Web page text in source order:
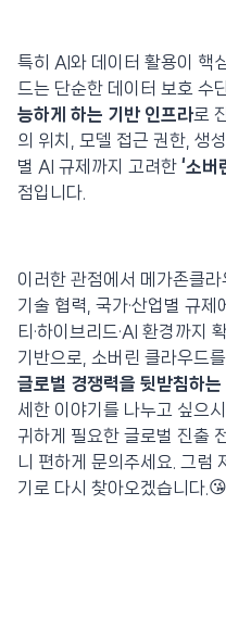
특히 AI와 데이터 활용이 핵
드는 단순한 데이터 보호 수
능하게 하는 기반 인프라로
의 위치, 모델 접근 권한, 생
별 AI 규제까지 고려한 ‘소버
점입니다.
이러한 관점에서 메가존클
기술 협력, 국가·산업별 규
티·하이브리드·AI 환경까지
기반으로, 소버린 클라우드를
글로벌 경쟁력을 뒷받침하는
세한 이야기를 나누고 싶으
귀하게 필요한 글로벌 진출
니 편하게 문의주세요. 그럼
기로 다시 찾아오겠습니다.😘